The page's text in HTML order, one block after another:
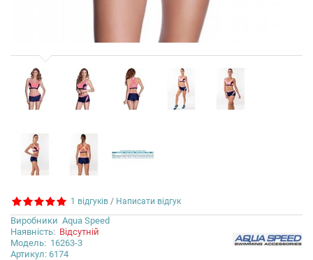
1 відгуків / Написати відгук
Виробники Aqua Speed
Наявність: Відсутній
Модель: 16263-3
Артикул: 6174